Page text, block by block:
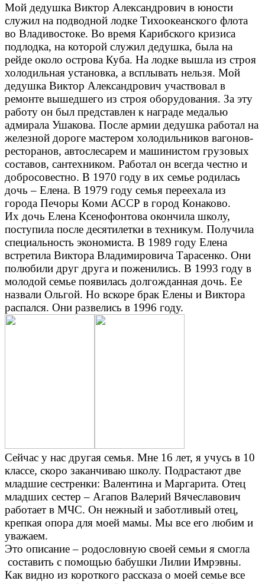
Мой дедушка Виктор Александрович в юности
служил на подводной лодке Тихоокеанского флота
во Владивостоке. Во время Карибского кризиса
подлодка, на которой служил дедушка, была на
рейде около острова Куба. На лодке вышла из строя
холодильная установка, а всплывать нельзя. Мой
дедушка Виктор Александрович участвовал в
ремонте вышедшего из строя оборудования. За эту
работу он был представлен к награде медалью
адмирала Ушакова. После армии дедушка работал на
железной дороге мастером холодильников вагонов-
ресторанов, автослесарем и машинистом грузовых
составов, сантехником. Работал он всегда честно и
добросовестно. В 1970 году в их семье родилась
дочь – Елена. В 1979 году семья переехала из
города Печоры Коми АССР в город Конаково.
Их дочь Елена Ксенофонтова окончила школу,
поступила после десятилетки в техникум. Получила
специальность экономиста. В 1989 году Елена
встретила Виктора Владимировича Тарасенко. Они
полюбили друг друга и поженились. В 1993 году в
молодой семье появилась долгожданная дочь. Ее
назвали Ольгой. Но вскоре брак Елены и Виктора
распался. Они развелись в 1996 году.
Сейчас у нас другая семья. Мне 16 лет, я учусь в 10
классе, скоро заканчиваю школу. Подрастают две
младшие сестренки: Валентина и Маргарита. Отец
младших сестер – Агапов Валерий Вячеславович
работает в МЧС. Он нежный и заботливый отец,
крепкая опора для моей мамы. Мы все его любим и
уважаем.
Это описание – родословную своей семьи я смогла
составить с помощью бабушки Лилии Имрэвны.
Как видно из короткого рассказа о моей семье все